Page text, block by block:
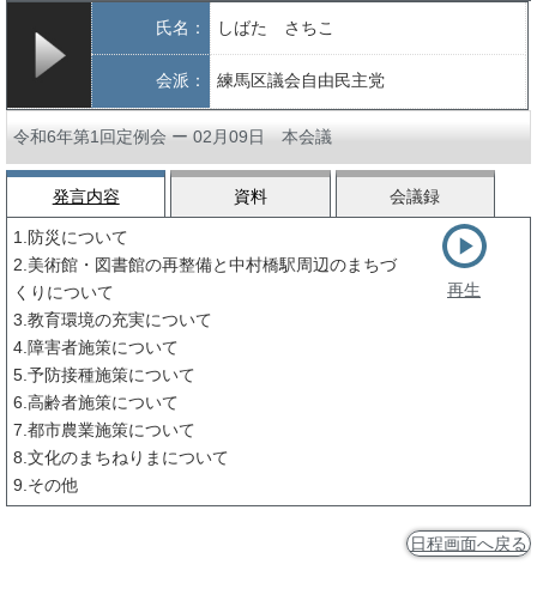
氏名： しばた さちこ
会派： 練馬区議会自由民主党
令和6年第1回定例会 ー 02月09日 本会議
発言内容 資料 会議録
1.防災について
2.美術館・図書館の再整備と中村橋駅周辺のまちづ
くりについて
3.教育環境の充実について
4.障害者施策について
5.予防接種施策について
6.高齢者施策について
7.都市農業施策について
8.文化のまちねりまについて
9.その他
再生
日程画面へ戻る